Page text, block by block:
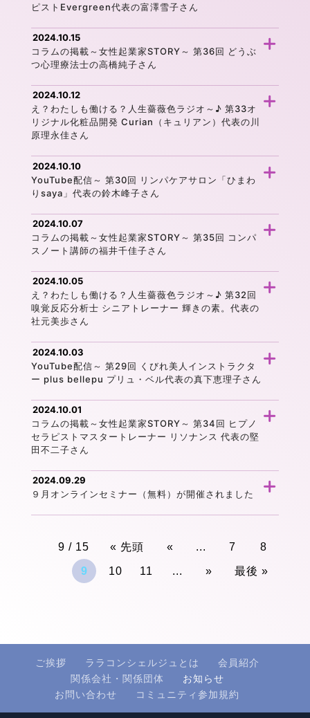
ピストEvergreen代表の富澤雪子さん
コラムの掲載～女性起業家STORY～ 第36回 どうぶ
つ心理療法士の高橋純子さん
2024.10.15
え？わたしも働ける？人生薔薇色ラジオ～♪ 第33オ
リジナル化粧品開発 Curian（キュリアン）代表の川
原理永佳さん
2024.10.12
YouTube配信～ 第30回 リンパケアサロン「ひまわ
りsaya」代表の鈴木峰子さん
2024.10.10
コラムの掲載～女性起業家STORY～ 第35回 コンパ
スノート講師の福井千佳子さん
2024.10.07
え？わたしも働ける？人生薔薇色ラジオ～♪ 第32回
嗅覚反応分析士 シニアトレーナー 輝きの素。代表の
社元美歩さん
2024.10.05
YouTube配信～ 第29回 くびれ美人インストラクタ
ー plus bellepu プリュ・ベル代表の真下恵理子さん
2024.10.03
コラムの掲載～女性起業家STORY～ 第34回 ヒプノ
セラピストマスタートレーナー リソナンス 代表の堅
田不二子さん
2024.10.01
９月オンラインセミナー（無料）が開催されました
2024.09.29
9 / 15 « 先頭 « ... 7 8
9 10 11 ... » 最後 »
ご挨拶 ララコンシェルジュとは
会員紹介
関係会社・関係団体
お知らせ
お問い合わせ
コミュニティ参加規約